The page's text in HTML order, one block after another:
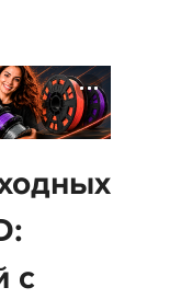
с